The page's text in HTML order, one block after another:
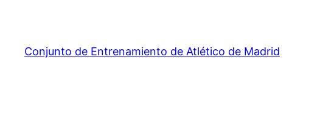
contenido
Conjunto de Entrenamiento de Atlético de Madrid